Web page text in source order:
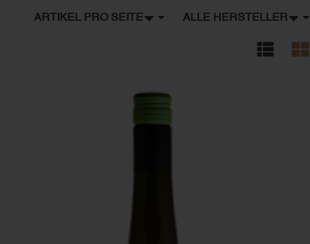
ARTIKEL PRO SEITE ALLE HERSTELLER